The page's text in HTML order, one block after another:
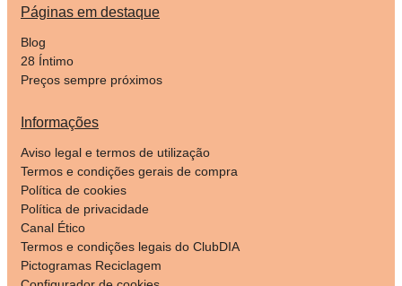
Páginas em destaque
Blog
28 Íntimo
Preços sempre próximos
Informações
Aviso legal e termos de utilização
Termos e condições gerais de compra
Política de cookies
Política de privacidade
Canal Ético
Termos e condições legais do ClubDIA
Pictogramas Reciclagem